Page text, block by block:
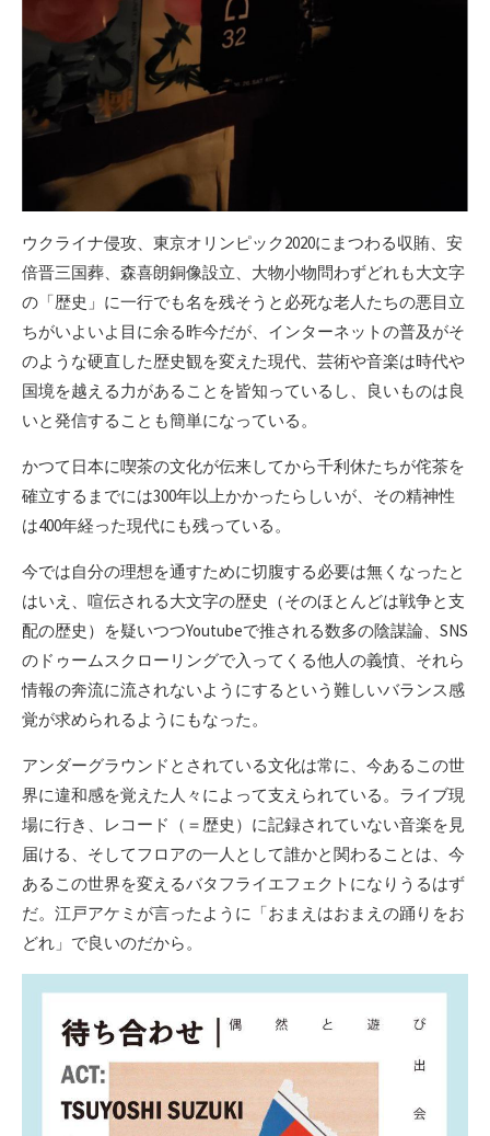
ウクライナ侵攻、東京オリンピック2020にまつわる収賄、安
倍晋三国葬、森喜朗銅像設立、大物小物問わずどれも大文字
の「歴史」に一行でも名を残そうと必死な老人たちの悪目立
ちがいよいよ目に余る昨今だが、インターネットの普及がそ
のような硬直した歴史観を変えた現代、芸術や音楽は時代や
国境を越える力があることを皆知っているし、良いものは良
いと発信することも簡単になっている。
かつて日本に喫茶の文化が伝来してから千利休たちが侘茶を
確立するまでには300年以上かかったらしいが、その精神性
は400年経った現代にも残っている。
今では自分の理想を通すために切腹する必要は無くなったと
はいえ、喧伝される大文字の歴史（そのほとんどは戦争と支
配の歴史）を疑いつつYoutubeで推される数多の陰謀論、SNS
のドゥームスクローリングで入ってくる他人の義憤、それら
情報の奔流に流されないようにするという難しいバランス感
覚が求められるようにもなった。
アンダーグラウンドとされている文化は常に、今あるこの世
界に違和感を覚えた人々によって支えられている。ライブ現
場に行き、レコード（＝歴史）に記録されていない音楽を見
届ける、そしてフロアの一人として誰かと関わることは、今
あるこの世界を変えるバタフライエフェクトになりうるはず
だ。江戸アケミが言ったように「おまえはおまえの踊りをお
どれ」で良いのだから。